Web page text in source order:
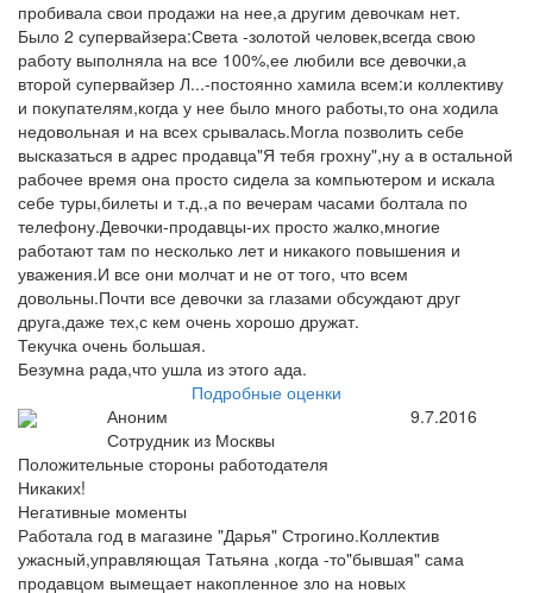
пробивала свои продажи на нее,а другим девочкам нет.
Было 2 супервайзера:Света -золотой человек,всегда свою
работу выполняла на все 100%,ее любили все девочки,а
второй супервайзер Л...-постоянно хамила всем:и коллективу
и покупателям,когда у нее было много работы,то она ходила
недовольная и на всех срывалась.Могла позволить себе
высказаться в адрес продавца"Я тебя грохну",ну а в остальной
рабочее время она просто сидела за компьютером и искала
себе туры,билеты и т.д.,а по вечерам часами болтала по
телефону.Девочки-продавцы-их просто жалко,многие
работают там по несколько лет и никакого повышения и
уважения.И все они молчат и не от того, что всем
довольны.Почти все девочки за глазами обсуждают друг
друга,даже тех,с кем очень хорошо дружат.
Текучка очень большая.
Безумна рада,что ушла из этого ада.
Подробные оценки
Аноним
Сотрудник из Москвы
9.7.2016
Положительные стороны работодателя
Никаких!
Негативные моменты
Работала год в магазине "Дарья" Строгино.Коллектив
ужасный,управляющая Татьяна ,когда -то"бывшая" сама
продавцом вымещает накопленное зло на новых